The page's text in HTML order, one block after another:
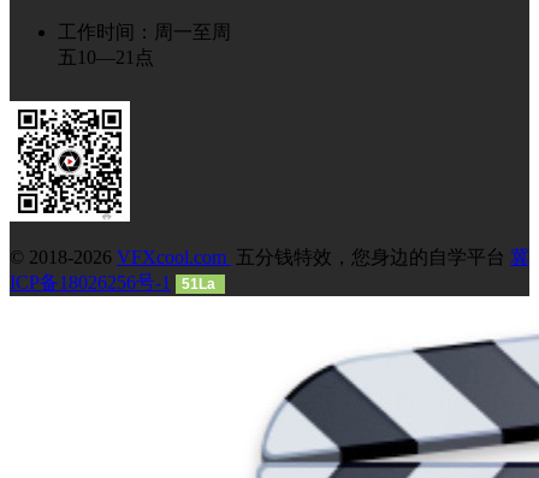
工作时间：周一至周
五10—21点
© 2018-2026 VFXcool.com 五分钱特效，您身边的自学平台 冀
ICP备18026256号-1
51La